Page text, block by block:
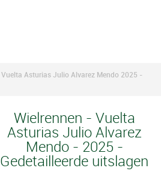
Vuelta Asturias Julio Alvarez Mendo 2025 -
Wielrennen - Vuelta
Asturias Julio Alvarez
Mendo - 2025 -
Gedetailleerde uitslagen